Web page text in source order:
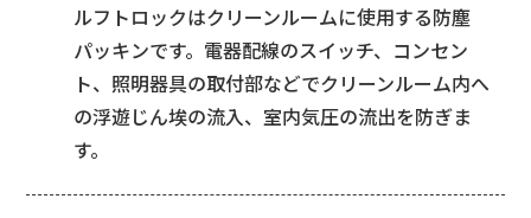
ルフトロックはクリーンルームに使用する防塵
パッキンです。電器配線のスイッチ、コンセン
ト、照明器具の取付部などでクリーンルーム内へ
の浮遊じん埃の流入、室内気圧の流出を防ぎま
す。